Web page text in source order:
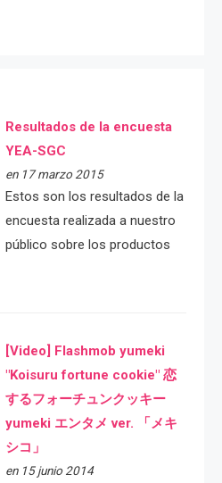
Resultados de la encuesta
YEA-SGC
en 17 marzo 2015
Estos son los resultados de la
encuesta realizada a nuestro
público sobre los productos
[Video] Flashmob yumeki
"Koisuru fortune cookie" 恋
するフォーチュンクッキー
yumeki エンタメ ver. 「メキ
シコ」
en 15 junio 2014